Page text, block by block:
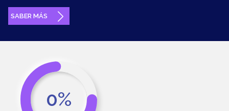
SABER MÁS
0%